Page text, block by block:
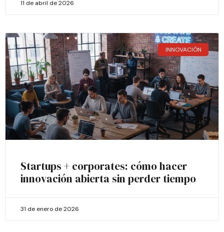
11 de abril de 2026
INNOVACIÓN
Startups + corporates: cómo hacer
innovación abierta sin perder tiempo
31 de enero de 2026